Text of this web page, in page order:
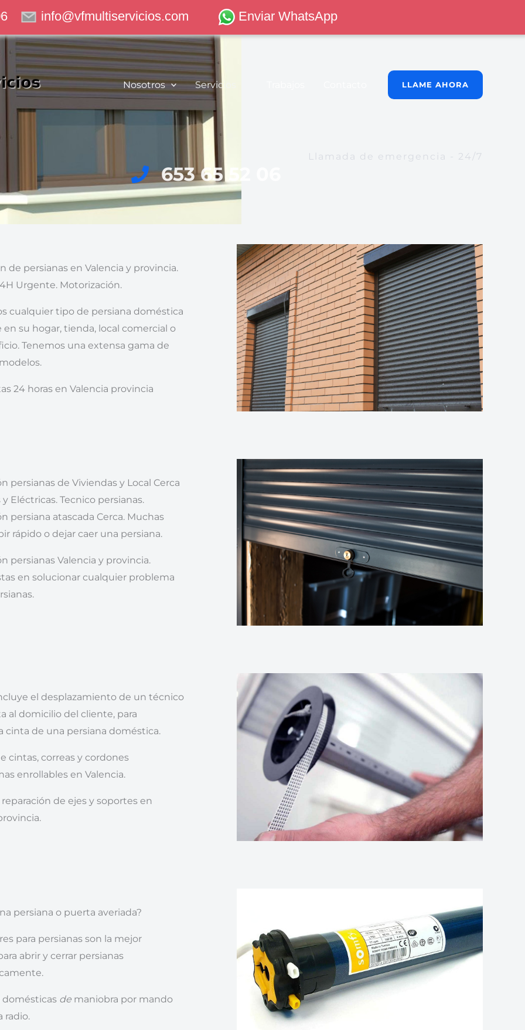
info@vfmultiservicios.com Enviar WhatsApp
Nosotros Servicios LLAME AHORA
Llamada de emergencia - 24/7
653 65 52 06
de persianas en Valencia y provincia.
Urgente. Motorización.
cualquier tipo de persiana doméstica
en su hogar, tienda, local comercial o
Tenemos una extensa gama de
24 horas en Valencia provincia
persianas de Viviendas y Local Cerca
y Eléctricas. Tecnico persianas.
persiana atascada Cerca. Muchas
rápido o dejar caer una persiana.
persianas Valencia y provincia.
en solucionar cualquier problema
el desplazamiento de un técnico
al domicilio del cliente, para
cinta de una persiana doméstica.
cintas, correas y cordones
enrollables en Valencia.
de ejes y soportes en
persiana o puerta averiada?
para persianas son la mejor
abrir y cerrar persianas
domésticas de maniobra por mando
radio.